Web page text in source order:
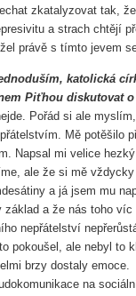
zkatalyzovat tak,
a strach chtějí
právě s tímto jevem
katolická
Piťhou diskutovat
Pořád si ale
Mě potěšilo
Napsal mi velice
ale že si mě
a já jsem mu
základ a že nás toho
nepřátelství
pokoušel, ale nebyl to
brzy dostaly emoce.
na